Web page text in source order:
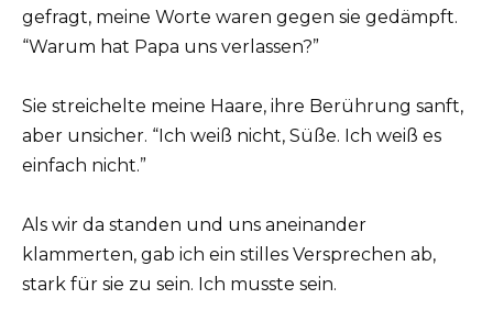
gefragt, meine Worte waren gegen sie gedämpft.
“Warum hat Papa uns verlassen?”
Sie streichelte meine Haare, ihre Berührung sanft,
aber unsicher. “Ich weiß nicht, Süße. Ich weiß es
einfach nicht.”
Als wir da standen und uns aneinander
klammerten, gab ich ein stilles Versprechen ab,
stark für sie zu sein. Ich musste sein.